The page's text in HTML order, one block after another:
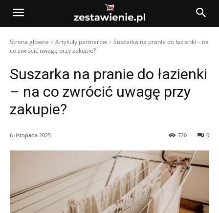
Strona główna Artykuły partnerów
Suszarka na pranie do łazienki – na
co zwrócić uwagę przy zakupie?
Suszarka na pranie do łazienki
– na co zwrócić uwagę przy
zakupie?
6 listopada 2025 0
720